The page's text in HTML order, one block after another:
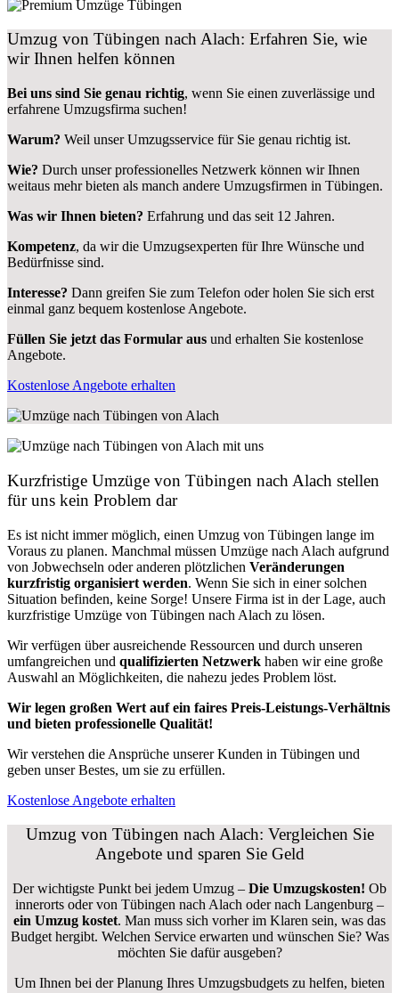
Umzug von Tübingen nach Alach: Erfahren Sie, wie
wir Ihnen helfen können
Bei uns sind Sie genau richtig, wenn Sie einen zuverlässige und
erfahrene Umzugsfirma suchen!
Warum? Weil unser Umzugsservice für Sie genau richtig ist.
Wie? Durch unser professionelles Netzwerk können wir Ihnen
weitaus mehr bieten als manch andere Umzugsfirmen in Tübingen.
Was wir Ihnen bieten? Erfahrung und das seit 12 Jahren.
Kompetenz, da wir die Umzugsexperten für Ihre Wünsche und
Bedürfnisse sind.
Interesse? Dann greifen Sie zum Telefon oder holen Sie sich erst
einmal ganz bequem kostenlose Angebote.
Füllen Sie jetzt das Formular aus und erhalten Sie kostenlose
Angebote.
Kostenlose Angebote erhalten
Kurzfristige Umzüge von Tübingen nach Alach stellen
für uns kein Problem dar
Es ist nicht immer möglich, einen Umzug von Tübingen lange im
Voraus zu planen. Manchmal müssen Umzüge nach Alach aufgrund
von Jobwechseln oder anderen plötzlichen Veränderungen
kurzfristig organisiert werden. Wenn Sie sich in einer solchen
Situation befinden, keine Sorge! Unsere Firma ist in der Lage, auch
kurzfristige Umzüge von Tübingen nach Alach zu lösen.
Wir verfügen über ausreichende Ressourcen und durch unseren
umfangreichen und qualifizierten Netzwerk haben wir eine große
Auswahl an Möglichkeiten, die nahezu jedes Problem löst.
Wir legen großen Wert auf ein faires Preis-Leistungs-Verhältnis
und bieten professionelle Qualität!
Wir verstehen die Ansprüche unserer Kunden in Tübingen und
geben unser Bestes, um sie zu erfüllen.
Kostenlose Angebote erhalten
Umzug von Tübingen nach Alach: Vergleichen Sie
Angebote und sparen Sie Geld
Der wichtigste Punkt bei jedem Umzug – Die Umzugskosten! Ob
innerorts oder von Tübingen nach Alach oder nach Langenburg –
ein Umzug kostet. Man muss sich vorher im Klaren sein, was das
Budget hergibt. Welchen Service erwarten und wünschen Sie? Was
möchten Sie dafür ausgeben?
Um Ihnen bei der Planung Ihres Umzugsbudgets zu helfen, bieten